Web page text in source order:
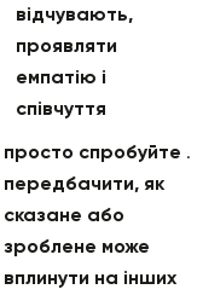
відчувають,
проявляти
емпатію і
співчуття
просто спробуйте
передбачити, як
сказане або
зроблене може
вплинути на інших
.